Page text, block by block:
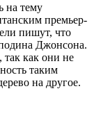
на тему
премьер-
пишут, что
Джонсона.
как они не
таким
на другое.